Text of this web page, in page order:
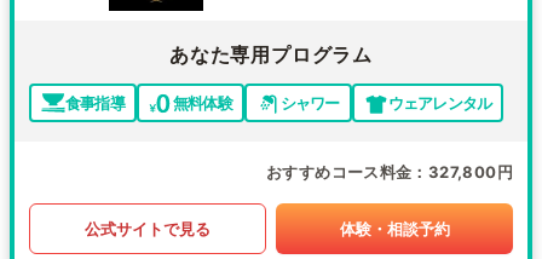
あなた専用プログラム
食事指導 無料体験 シャワー ウェアレンタル
おすすめコース料金 327,800円
公式サイトで見る 体験・相談予約